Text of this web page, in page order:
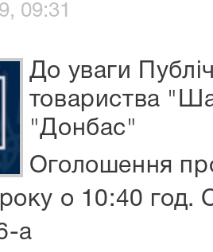
09:31
До уваги
товариства
"Донбас"
Оголошення
о 10:40 год.
а